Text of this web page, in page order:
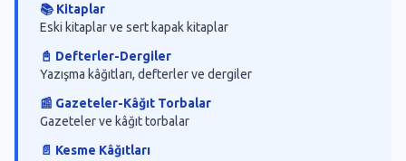
📚 Kitaplar
Eski kitaplar ve sert kapak kitaplar
📓 Defterler-Dergiler
Yazışma kâğıtları, defterler ve dergiler
📰 Gazeteler-Kâğıt Torbalar
Gazeteler ve kâğıt torbalar
📄 Kesme Kâğıtları